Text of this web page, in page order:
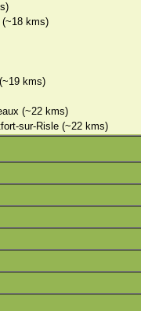
(~18 kms)
kms)
(~22 kms)
sur-Risle (~22 kms)